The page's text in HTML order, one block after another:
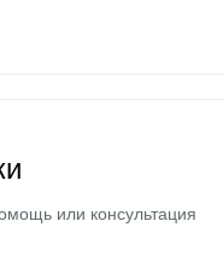
или консультация